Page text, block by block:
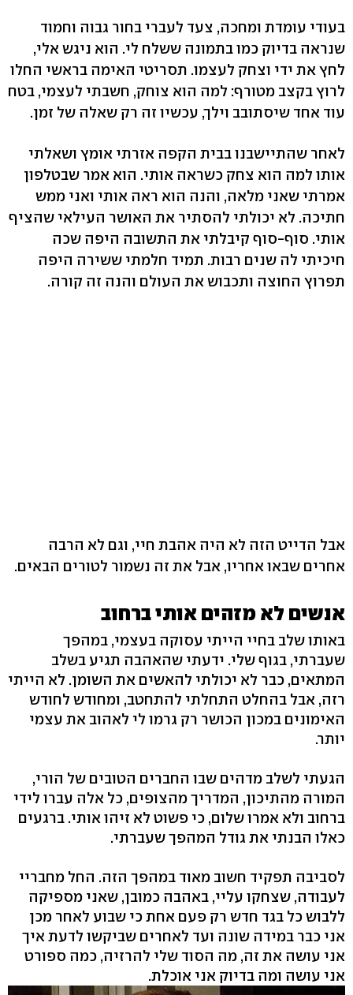
בעודי עומדת ומחכה, צעד לעברי בחור גבוה וחמוד
שנראה בדיוק כמו בתמונה ששלח לי. הוא ניגש אלי,
לחץ את ידי וצחק לעצמו. תסריטי האימה בראשי החלו
לרוץ בקצב מטורף: למה הוא צוחק, חשבתי לעצמי, בטח
עוד אחד שיסתובב וילך, עכשיו זה רק שאלה של זמן.
לאחר שהתיישבנו בבית הקפה אזרתי אומץ ושאלתי
אותו למה הוא צחק כשראה אותי. הוא אמר שבטלפון
אמרתי שאני מלאה, והנה הוא ראה אותי ואני ממש
חתיכה. לא יכולתי להסתיר את האושר העילאי שהציף
אותי. סוף-סוף קיבלתי את התשובה היפה שכה
חיכיתי לה שנים רבות. תמיד חלמתי ששירה היפה
תפרוץ החוצה ותכבוש את העולם והנה זה קורה.
אבל הדייט הזה לא היה אהבת חיי, וגם לא הרבה
אחרים שבאו אחריו, אבל את זה נשמור לטורים הבאים.
אנשים לא מזהים אותי ברחוב
באותו שלב בחיי הייתי עסוקה בעצמי, במהפך
שעברתי, בגוף שלי. ידעתי שהאהבה תגיע בשלב
המתאים, כבר לא יכולתי להאשים את השומן. לא הייתי
רזה, אבל בהחלט התחלתי להתחטב, ומחודש לחודש
האימונים במכון הכושר רק גרמו לי לאהוב את עצמי
יותר.
הגעתי לשלב מדהים שבו החברים הטובים של הורי,
המורה מהתיכון, המדריך מהצופים, כל אלה עברו לידי
ברחוב ולא אמרו שלום, כי פשוט לא זיהו אותי. ברגעים
כאלו הבנתי את גודל המהפך שעברתי.
לסביבה תפקיד חשוב מאוד במהפך הזה. החל מחבריי
לעבודה, שצחקו עליי, באהבה כמובן, שאני מספיקה
ללבוש כל בגד חדש רק פעם אחת כי שבוע לאחר מכן
אני כבר במידה שונה ועד לאחרים שביקשו לדעת איך
אני עושה את זה, מה הסוד שלי להרזיה, כמה ספורט
אני עושה ומה בדיוק אני אוכלת.